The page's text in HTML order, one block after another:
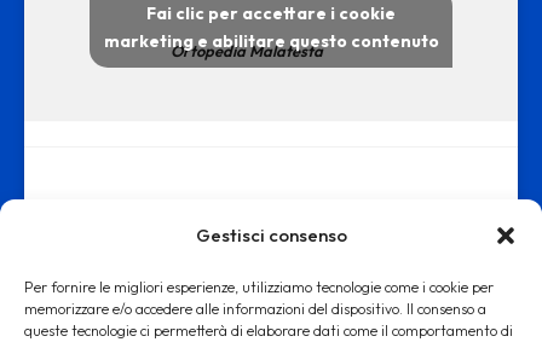
Gestisci consenso
Per fornire le migliori esperienze, utilizziamo tecnologie come i cookie per
memorizzare e/o accedere alle informazioni del dispositivo. Il consenso a
queste tecnologie ci permetterà di elaborare dati come il comportamento di
Ortopedia Malatesta
Fai clic per accettare i cookie
marketing e abilitare questo contenuto